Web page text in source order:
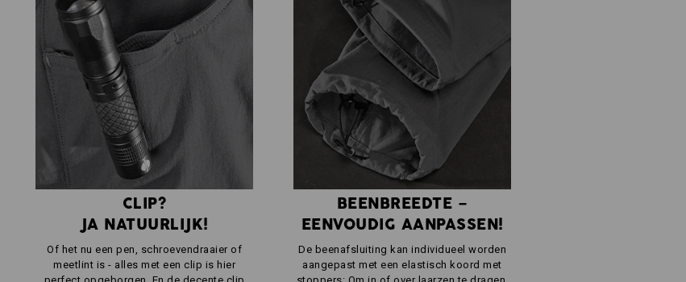
CLIP?
JA NATUURLIJK!
Of het nu een pen, schroevendraaier of
meetlint is - alles met een clip is hier
BEENBREEDTE –
EENVOUDIG AANPASSEN!
De beenafsluiting kan individueel worden
aangepast met een elastisch koord met